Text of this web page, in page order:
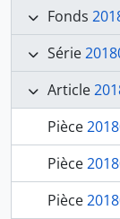
Fonds
Série
Article
Pièce
Pièce20180071/2-2
Pièce